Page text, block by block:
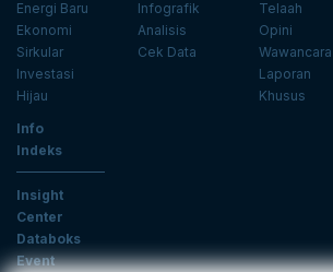
Energi Baru
Ekonomi
Sirkular
Investasi
Hijau
Infografik
Analisis
Cek Data
Telaah
Opini
Wawancara
Laporan
Khusus
Info
Indeks
Insight
Center
Databoks
Event